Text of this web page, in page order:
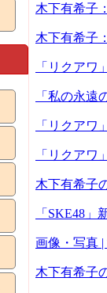
木下有希子
木下有希子
「リクア
「私の永
「リクア
「リクア
木下有希子
「SKE48
画像・写真 |
木下有希子